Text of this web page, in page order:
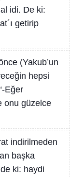
idi. De ki:
getirip
(Yakub’un
hepsi
Eğer
onu güzelce
indirilmeden
başka
ki: haydi